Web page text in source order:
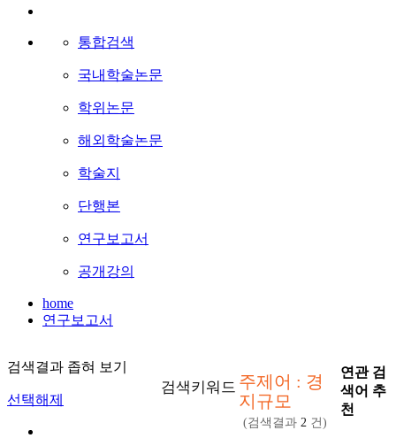
통합검색
국내학술논문
학위논문
해외학술논문
학술지
단행본
연구보고서
공개강의
home
연구보고서
검색결과 좁혀 보기
선택해제
검색키워드 주제어 : 경
지규모
(검색결과 2 건)
연관 검
색어 추
천